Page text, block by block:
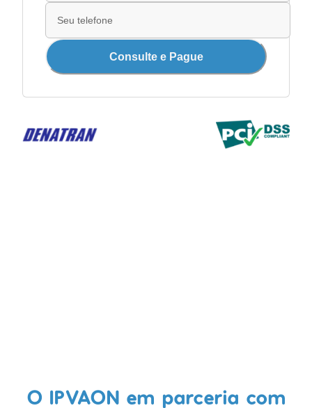
Consulte e Pague
O IPVAON em parceria com